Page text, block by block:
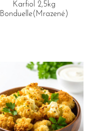
Karfiol 2,5kg
Bonduelle(Mrazené)